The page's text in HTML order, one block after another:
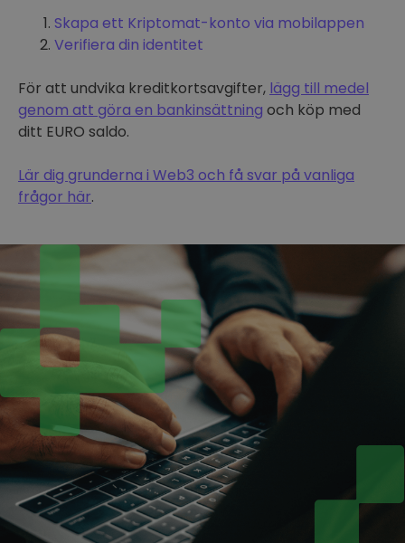
Skapa ett Kriptomat-konto via mobilappen
Verifiera din identitet
För att undvika kreditkortsavgifter, lägg till medel
genom att göra en bankinsättning och köp med
ditt EURO saldo.
Lär dig grunderna i Web3 och få svar på vanliga
frågor här.